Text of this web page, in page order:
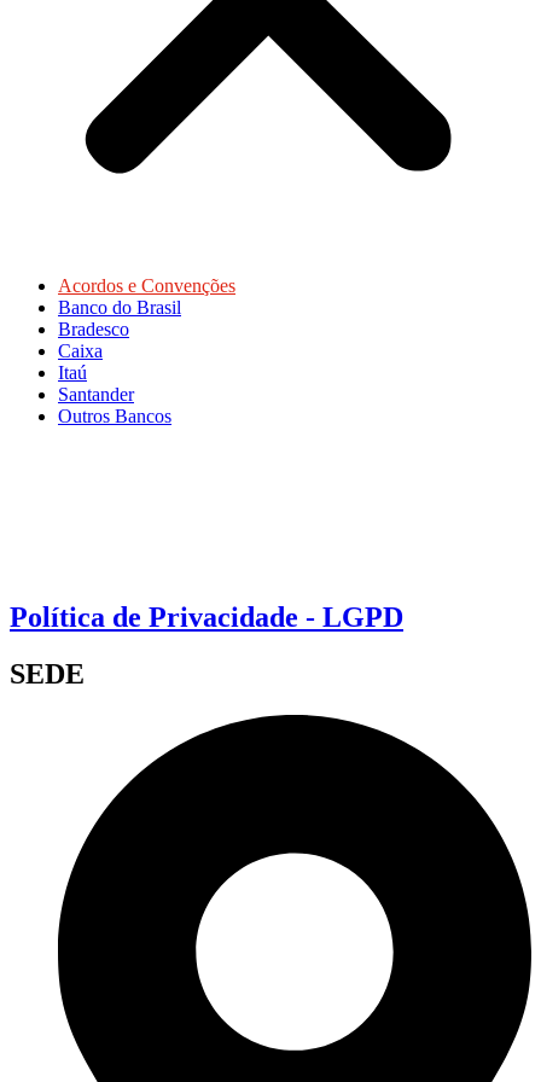
Acordos e Convenções
Banco do Brasil
Bradesco
Caixa
Itaú
Santander
Outros Bancos
Política de Privacidade - LGPD
SEDE